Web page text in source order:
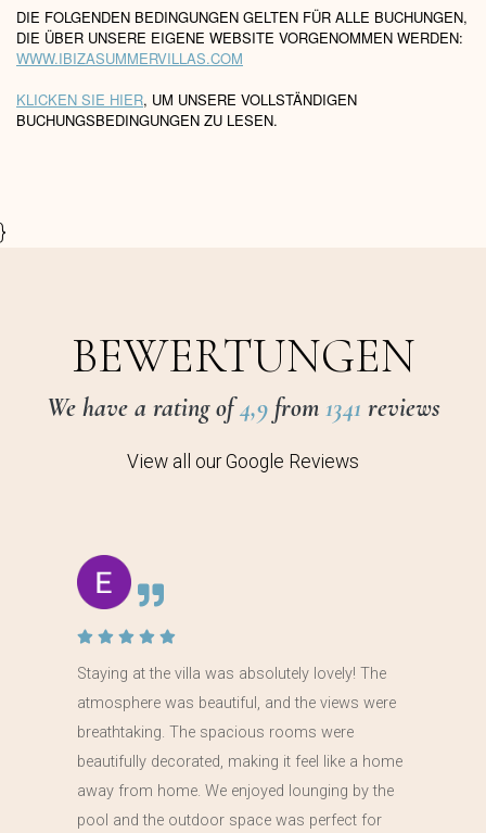
DIE FOLGENDEN BEDINGUNGEN GELTEN FÜR ALLE BUCHUNGEN,
DIE ÜBER UNSERE EIGENE WEBSITE VORGENOMMEN WERDEN:
WWW.IBIZASUMMERVILLAS.COM
KLICKEN SIE HIER, UM UNSERE VOLLSTÄNDIGEN
BUCHUNGSBEDINGUNGEN ZU LESEN.
}
BEWERTUNGEN
We have a rating of4,9from 1341 reviews
View all our Google Reviews
Staying at the villa was absolutely lovely! The
atmosphere was beautiful, and the views were
breathtaking. The spacious rooms were
beautifully decorated, making it feel like a home
away from home. We enjoyed lounging by the
pool and the outdoor space was perfect for